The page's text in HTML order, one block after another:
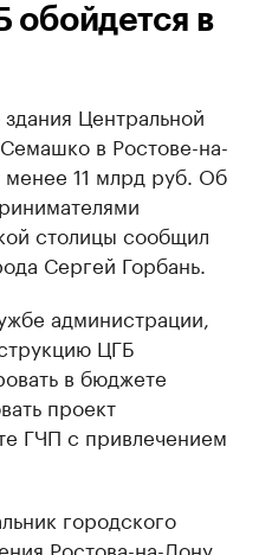
обойдется в
Центральной
в Ростове-на-
менее 11 млрд руб. Об
столицы сообщил
Сергей Горбань.
администрации,
ЦГБ
в бюджете
проект
ГЧП с привлечением
городского
Ростова-на-Дону